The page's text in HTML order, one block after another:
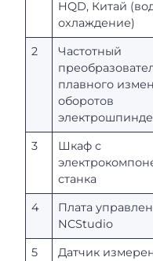
HQD, Китай
охлаждение)
2
Частотный
плавного
оборотов
3
Шкаф с
станка
4
Плата
NCStudio
5
Датчик